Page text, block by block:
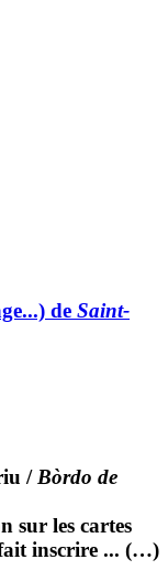
de Saint-
/Bòrdo de
sur les cartes
inscrire ... (…)